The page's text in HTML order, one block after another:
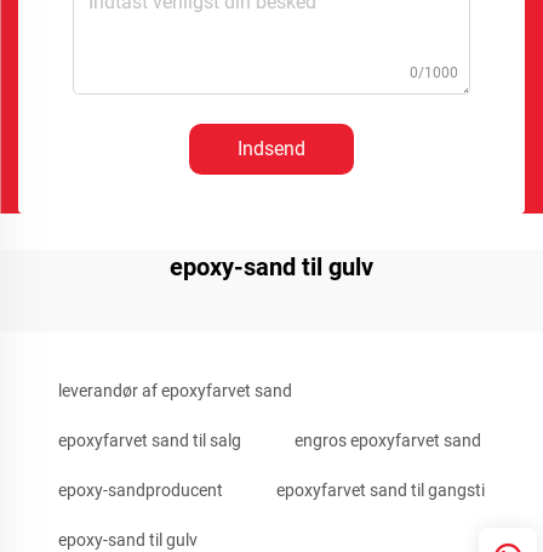
0/1000
Indsend
epoxy-sand til gulv
leverandør af epoxyfarvet sand
epoxyfarvet sand til salg engros epoxyfarvet sand
epoxy-sandproducent epoxyfarvet sand til gangsti
epoxy-sand til gulv